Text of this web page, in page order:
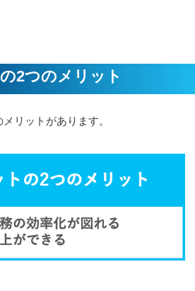
2つのメリット
リットがあります。